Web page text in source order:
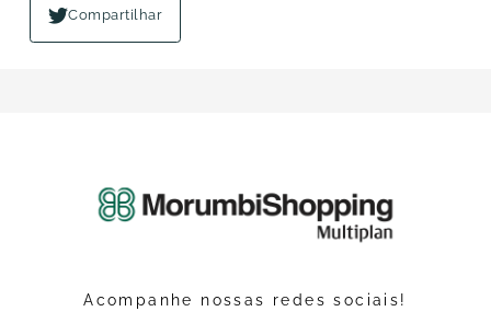
Compartilhar
Acompanhe nossas redes sociais!